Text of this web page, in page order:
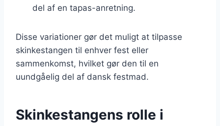
del af en tapas-anretning.
Disse variationer gør det muligt at tilpasse
skinkestangen til enhver fest eller
sammenkomst, hvilket gør den til en
uundgåelig del af dansk festmad.
Skinkestangens rolle i